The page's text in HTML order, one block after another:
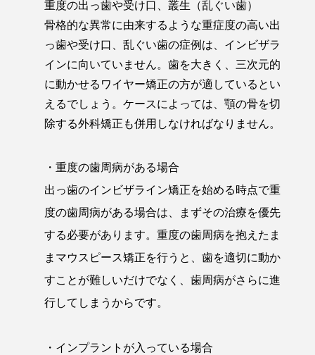
重度の出っ歯や受け口、叢生（乱ぐい歯）
骨格的な異常に由来するような重症度の高い出
っ歯や受け口、乱ぐい歯の症例は、インビザラ
インに向いていません。歯を大きく、三次元的
に動かせるワイヤー矯正の方が適しているとい
えるでしょう。ケースによっては、顎の骨を切
除する外科矯正も併用しなければなりません。
・重度の歯周病がある場合
出っ歯のインビザライン矯正を始める時点で重
度の歯周病がある場合は、まずその治療を優先
する必要があります。重度の歯周病を抱えたま
まマウスピース矯正を行うと、歯を適切に動か
すことが難しいだけでなく、歯周病がさらに進
行してしまうからです。
・インプラントが入っている場合